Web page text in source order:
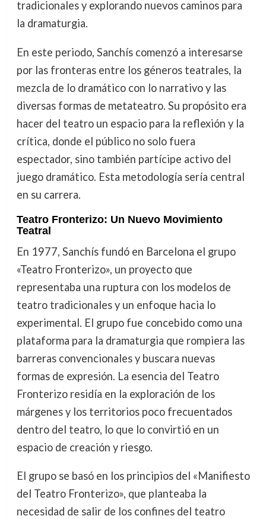
tradicionales y explorando nuevos caminos para
la dramaturgia.
En este periodo, Sanchís comenzó a interesarse
por las fronteras entre los géneros teatrales, la
mezcla de lo dramático con lo narrativo y las
diversas formas de metateatro. Su propósito era
hacer del teatro un espacio para la reflexión y la
crítica, donde el público no solo fuera
espectador, sino también partícipe activo del
juego dramático. Esta metodología sería central
en su carrera.
Teatro Fronterizo: Un Nuevo Movimiento
Teatral
En 1977, Sanchís fundó en Barcelona el grupo
«Teatro Fronterizo», un proyecto que
representaba una ruptura con los modelos de
teatro tradicionales y un enfoque hacia lo
experimental. El grupo fue concebido como una
plataforma para la dramaturgia que rompiera las
barreras convencionales y buscara nuevas
formas de expresión. La esencia del Teatro
Fronterizo residía en la exploración de los
márgenes y los territorios poco frecuentados
dentro del teatro, lo que lo convirtió en un
espacio de creación y riesgo.
El grupo se basó en los principios del «Manifiesto
del Teatro Fronterizo», que planteaba la
necesidad de salir de los confines del teatro